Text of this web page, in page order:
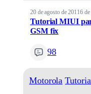
20 de agosto de 20116
Tutorial MIUI
GSM fix
98
Motorola